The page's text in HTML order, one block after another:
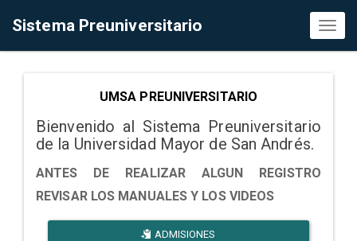
Sistema Preuniversitario
UMSA PREUNIVERSITARIO
Bienvenido al Sistema Preuniversitario
de la Universidad Mayor de San Andrés.
ANTES DE REALIZAR ALGUN REGISTRO
REVISAR LOS MANUALES Y LOS VIDEOS
ADMISIONES